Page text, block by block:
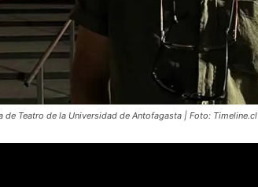
de Teatro de la Universidad de Antofagasta | Foto: Timeline.cl